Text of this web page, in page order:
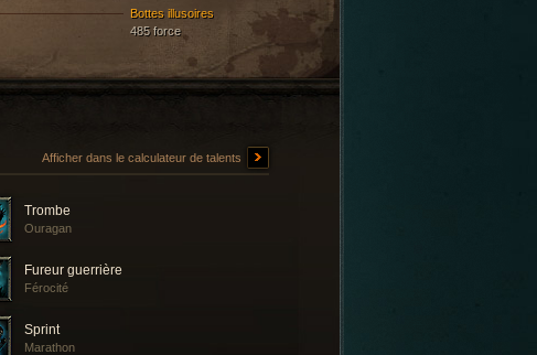
Bottes illusoires
485 force
Afficher dans le calculateur de talents
Trombe
Ouragan
Fureur guerrière
Férocité
Sprint
Marathon